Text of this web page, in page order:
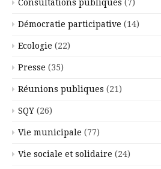
Consultations publiques (7)
Démocratie participative (14)
Ecologie (22)
Presse (35)
Réunions publiques (21)
SQY (26)
Vie municipale (77)
Vie sociale et solidaire (24)